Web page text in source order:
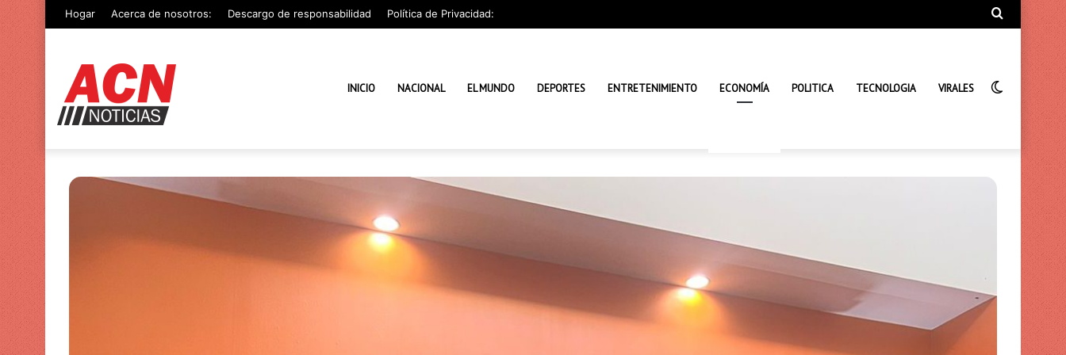
Hogar Acerca de nosotros: Descargo de responsabilidad Política de Privacidad:
Búsqueda
INICIO NACIONAL EL MUNDO DEPORTES ENTRETENIMIENTO ECONOMÍA POLITICA TECNOLOGIA VIRALES